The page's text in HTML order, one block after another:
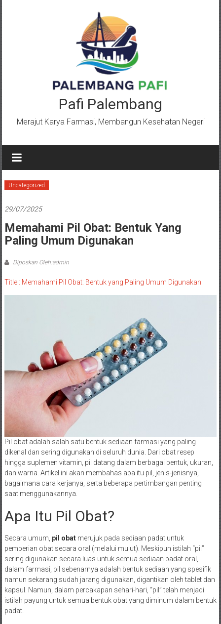
Pafi Palembang
Merajut Karya Farmasi, Membangun Kesehatan Negeri
Uncategorized
29/07/2025
Memahami Pil Obat: Bentuk Yang
Paling Umum Digunakan
Diposkan Oleh:admin
Title : Memahami Pil Obat: Bentuk yang Paling Umum Digunakan
Pil obat adalah salah satu bentuk sediaan farmasi yang paling
dikenal dan sering digunakan di seluruh dunia. Dari obat resep
hingga suplemen vitamin, pil datang dalam berbagai bentuk, ukuran,
dan warna. Artikel ini akan membahas apa itu pil, jenis-jenisnya,
bagaimana cara kerjanya, serta beberapa pertimbangan penting
saat menggunakannya.
Apa Itu Pil Obat?
Secara umum, pil obatmerujuk pada sediaan padat untuk
pemberian obat secara oral (melalui mulut). Meskipun istilah “pil”
sering digunakan secara luas untuk semua sediaan padat oral,
dalam farmasi, pil sebenarnya adalah bentuk sediaan yang spesifik
namun sekarang sudah jarang digunakan, digantikan oleh tablet dan
kapsul. Namun, dalam percakapan sehari-hari, “pil” telah menjadi
istilah payung untuk semua bentuk obat yang diminum dalam bentuk
padat.